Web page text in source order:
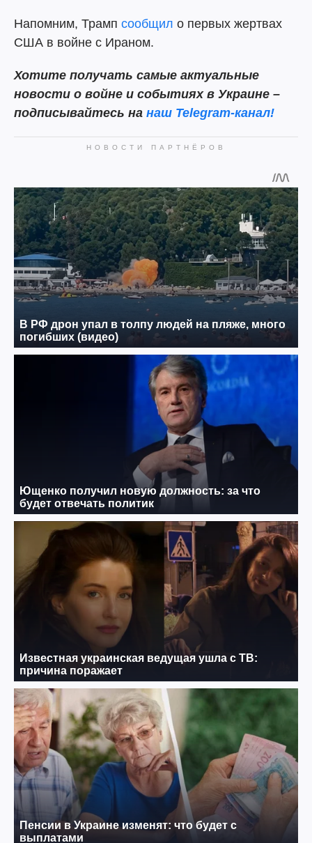
Напомним, Трамп сообщил о первых жертвах
США в войне с Ираном.
Хотите получать самые актуальные
новости о войне и событиях в Украине –
подписывайтесь на наш Telegram-канал!